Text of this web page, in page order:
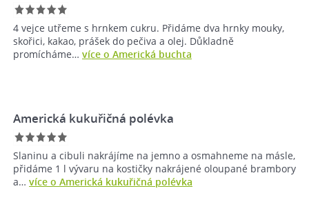
4 vejce utřeme s hrnkem cukru. Přidáme dva hrnky mouky,
skořici, kakao, prášek do pečiva a olej. Důkladně
promícháme… více o Americká buchta
Americká kukuřičná polévka
Slaninu a cibuli nakrájíme na jemno a osmahneme na másle,
přidáme 1 l vývaru na kostičky nakrájené oloupané brambory
a… více o Americká kukuřičná polévka